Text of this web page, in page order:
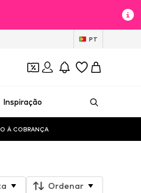
PT
Inspiração
À COBRANÇA
Ordenar